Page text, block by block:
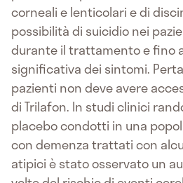
corneali e lenticolari e di
possibilità di suicidio nei
durante il trattamento e fino
significativa dei sintomi.
pazienti non deve avere
di Trilafon. In studi clinici
placebo condotti in una
con demenza trattati con
atipici è stato osservato un